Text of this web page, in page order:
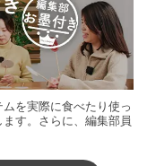
を実際に食べたり使っ
す。さらに、編集部員